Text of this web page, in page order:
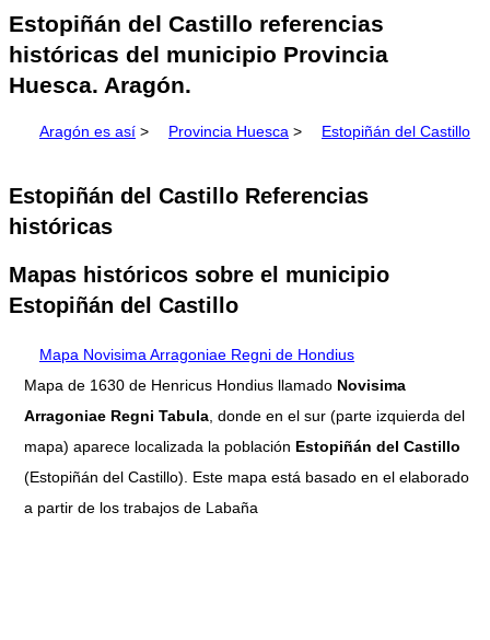
Estopiñán del Castillo referencias
históricas del municipio Provincia
Huesca. Aragón.
Aragón es así > Provincia Huesca > Estopiñán del Castillo
Estopiñán del Castillo Referencias
históricas
Mapas históricos sobre el municipio
Estopiñán del Castillo
Mapa Novisima Arragoniae Regni de Hondius
Mapa de 1630 de Henricus Hondius llamado Novisima
Arragoniae Regni Tabula , donde en el sur (parte izquierda del
mapa) aparece localizada la población Estopiñán del Castillo
(Estopiñán del Castillo). Este mapa está basado en el elaborado
a partir de los trabajos de Labaña